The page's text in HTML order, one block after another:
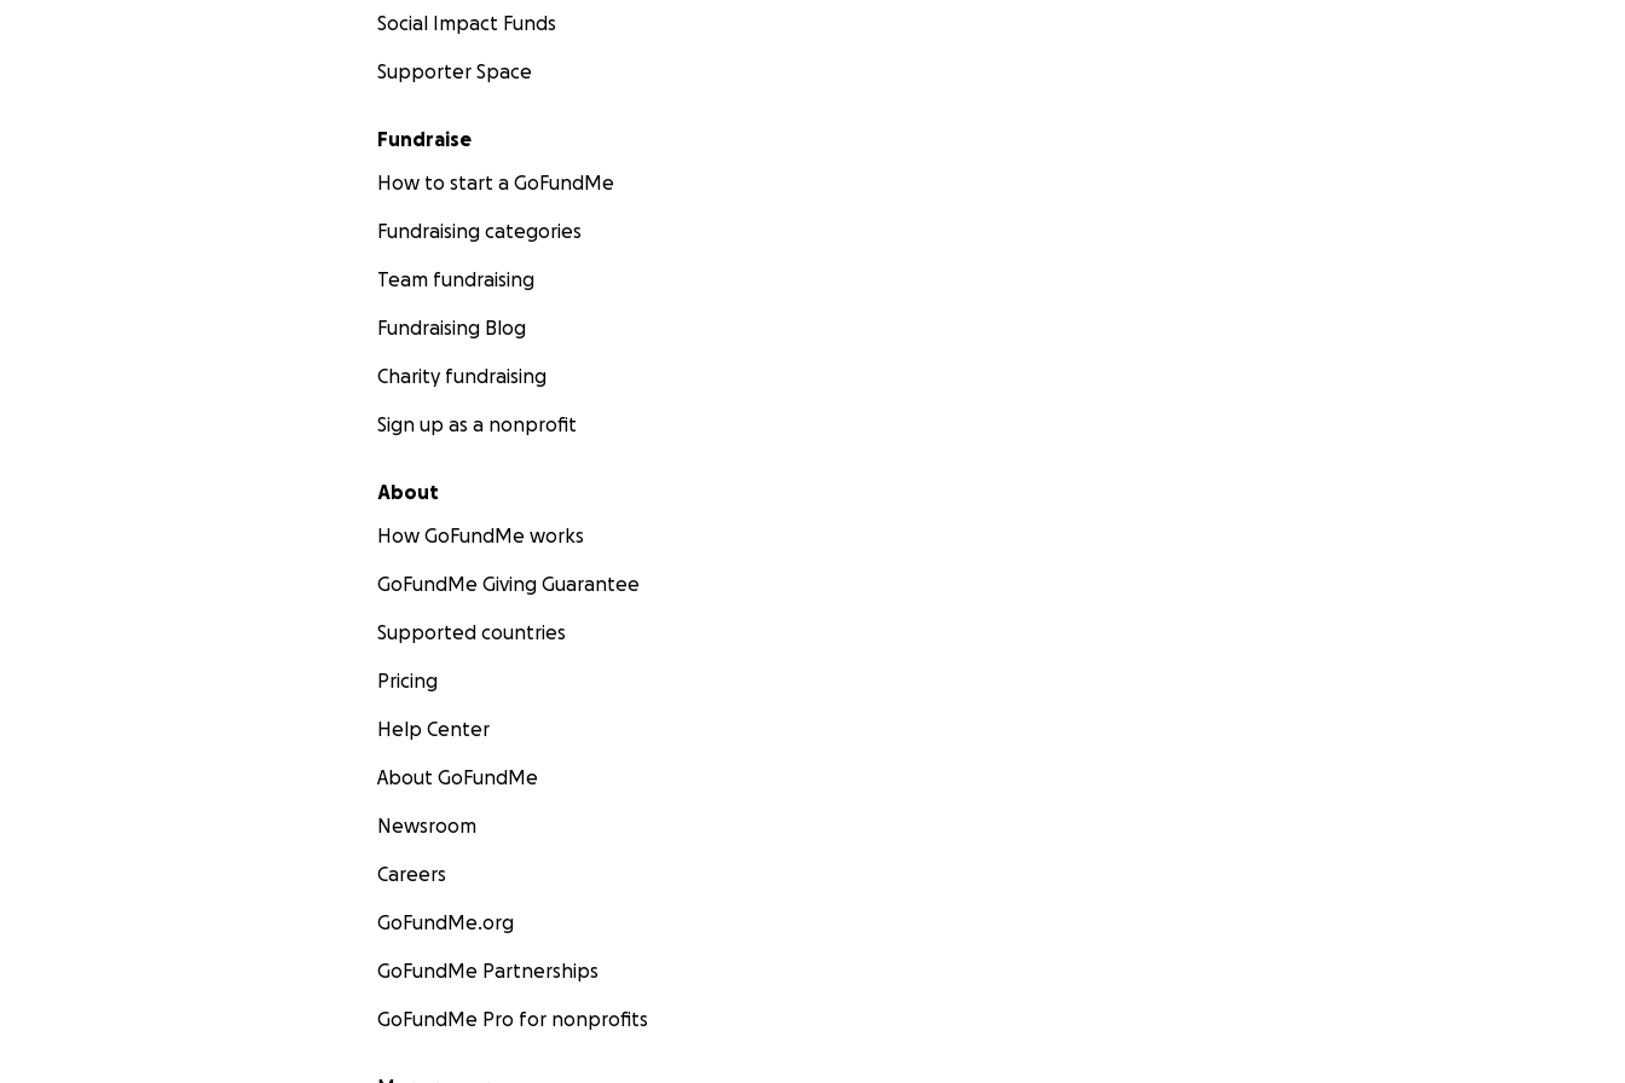
Social Impact Funds
Supporter Space
Fundraise
How to start a GoFundMe
Fundraising categories
Team fundraising
Fundraising Blog
Charity fundraising
Sign up as a nonprofit
About
How GoFundMe works
GoFundMe Giving Guarantee
Supported countries
Pricing
Help Center
About GoFundMe
Newsroom
Careers
GoFundMe.org
GoFundMe Partnerships
GoFundMe Pro for nonprofits